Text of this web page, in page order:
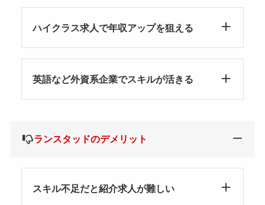
ハイクラス求人で年収アップを狙える
英語など外資系企業でスキルが活きる
ランスタッドのデメリット
スキル不足だと紹介求人が難しい